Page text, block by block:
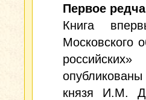
Первое
Книга
Московского
князя И.М.